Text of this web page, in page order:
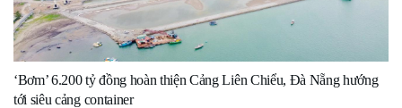
‘Bơm’ 6.200 tỷ đồng hoàn thiện Cảng Liên Chiểu, Đà Nẵng hướng
tới siêu cảng container